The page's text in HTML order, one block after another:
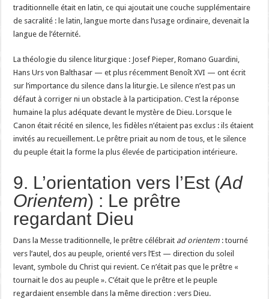
traditionnelle était en latin, ce qui ajoutait une couche supplémentaire
de sacralité : le latin, langue morte dans l’usage ordinaire, devenait la
langue de l’éternité.
La théologie du silence liturgique : Josef Pieper, Romano Guardini,
Hans Urs von Balthasar — et plus récemment Benoît XVI — ont écrit
sur l’importance du silence dans la liturgie. Le silence n’est pas un
défaut à corriger ni un obstacle à la participation. C’est la réponse
humaine la plus adéquate devant le mystère de Dieu. Lorsque le
Canon était récité en silence, les fidèles n’étaient pas exclus : ils étaient
invités au recueillement. Le prêtre priait au nom de tous, et le silence
du peuple était la forme la plus élevée de participation intérieure.
9. L’orientation vers l’Est (Ad
Orientem) : Le prêtre
regardant Dieu
Dans la Messe traditionnelle, le prêtre célébrait ad orientem : tourné
vers l’autel, dos au peuple, orienté vers l’Est — direction du soleil
levant, symbole du Christ qui revient. Ce n’était pas que le prêtre «
tournait le dos au peuple ». C’était que le prêtre et le peuple
regardaient ensemble dans la même direction : vers Dieu.